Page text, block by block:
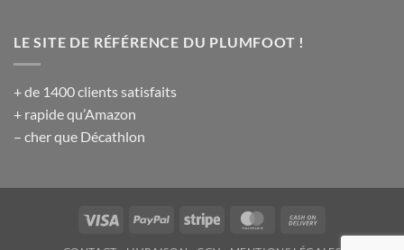
brésilien
qui
plages
Records
du
jonglage
au
football
:
les
freestylers
l’histoire
LE SITE DE RÉFÉRENCE DU PLUMFOOT !
+ de 1400 clients satisfaits
+ rapide qu’Amazon
– cher que Décathlon
Visa PayPal Stripe MasterCard